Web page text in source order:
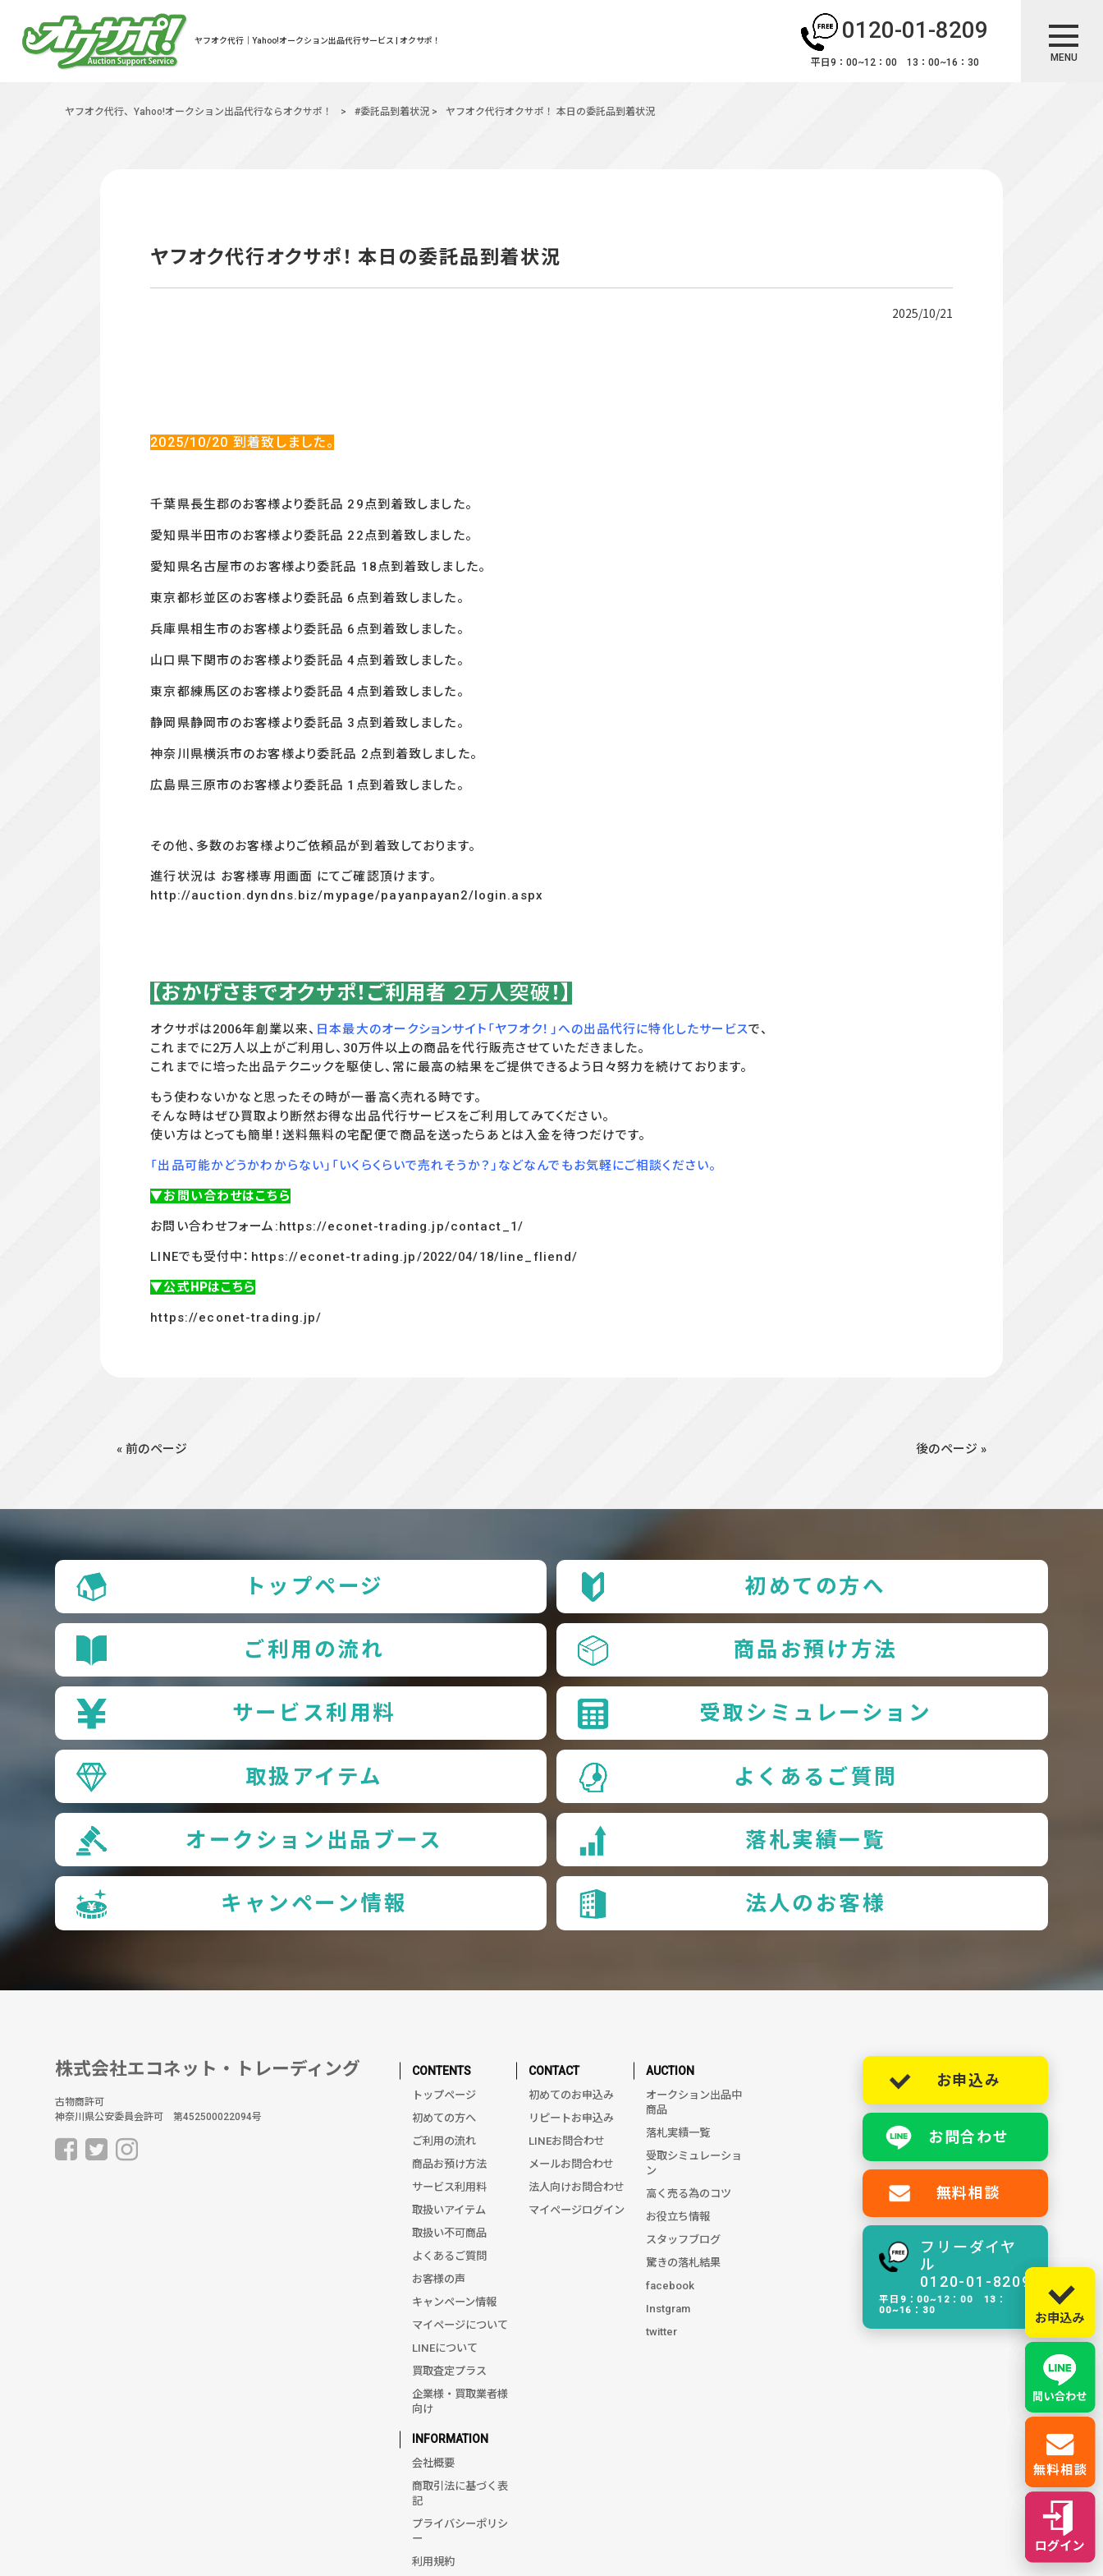
ヤフオク代行｜Yahoo!オークション出品代行サービス | オクサポ！ 0120-01-8209
平日9：00~12：00 13：00~16：30 MENU
ヤフオク代行、Yahoo!オークション出品代行ならオクサポ！ > #委託品到着状況> ヤフオク代行オクサポ！ 本日の委託品到着状況
ヤフオク代行オクサポ！ 本日の委託品到着状況
2025/10/21
2025/10/20 到着致しました。
千葉県長生郡のお客様より委託品 29点到着致しました。
愛知県半田市のお客様より委託品 22点到着致しました。
愛知県名古屋市のお客様より委託品 18点到着致しました。
東京都杉並区のお客様より委託品 6 点到着致しました。
兵庫県相生市のお客様より委託品 6 点到着致しました。
山口県下関市のお客様より委託品 4 点到着致しました。
東京都練馬区のお客様より委託品 4点到着致しました。
静岡県静岡市のお客様より委託品 3 点到着致しました。
神奈川県横浜市のお客様より委託品 2点到着致しました。
広島県三原市のお客様より委託品 1 点到着致しました。
その他、多数のお客様よりご依頼品が到着致しております。
進行状況は お客様専用画面 にてご確認頂けます。
http://auction.dyndns.biz/mypage/payanpayan2/login.aspx
【おかげさまでオクサポ！ご利用者 ２万人突破 ！】
オクサポは2006年創業以来、 日本最大のオークションサイト「ヤフオク！」への出品代行に特化したサービスで、
これまでに2万人以上がご利用し、30万件以上の商品を代行販売させていただきました。
これまでに培った出品テクニックを駆使し、常に最高の結果をご提供できるよう日々努力を続けております。
もう使わないかなと思ったその時が一番高く売れる時です。
そんな時はぜひ買取より断然お得な出品代行サービスをご利用してみてください。
使い方はとっても簡単！送料無料の宅配便で商品を送ったらあとは入金を待つだけです。
「出品可能かどうかわからない」「いくらくらいで売れそうか？」などなんでもお気軽にご相談ください。
▼お問い合わせはこちら
お問い合わせフォーム:https://econet-trading.jp/contact_1/
LINEでも受付中： https://econet-trading.jp/2022/04/18/line_fliend/
▼公式HPはこちら
https://econet-trading.jp/
« 前のページ 後のページ »
トップページ 初めての方へ
ご利用の流れ 商品お預け方法
サービス利用料 受取シミュレーション
取扱アイテム よくあるご質問
オークション出品ブース 落札実績一覧
キャンペーン情報 法人のお客様
株式会社エコネット・トレーディング
古物商許可
神奈川県公安委員会許可 第452500022094号
CONTENTS
トップページ
初めての方へ
ご利用の流れ
商品お預け方法
サービス利用料
取扱いアイテム
取扱い不可商品
よくあるご質問
お客様の声
キャンペーン情報
マイページについて
LINEについて
買取査定プラス
企業様・買取業者様
向け
CONTACT
初めてのお申込み
リピートお申込み
LINEお問合わせ
メールお問合わせ
法人向けお問合わせ
マイページログイン
AUCTION
オークション出品中
商品
落札実績一覧
受取シミュレーショ
ン
高く売る為のコツ
お役立ち情報
スタッフブログ
驚きの落札結果
facebook
Instgram
twitter
INFORMATION
会社概要
商取引法に基づく表
記
プライバシーポリシ
ー
利用規約
お申込み
お問合わせ
無料相談
フリーダイヤ
ル
0120-01-8209
平日9：00~12：00 13：
00~16：30